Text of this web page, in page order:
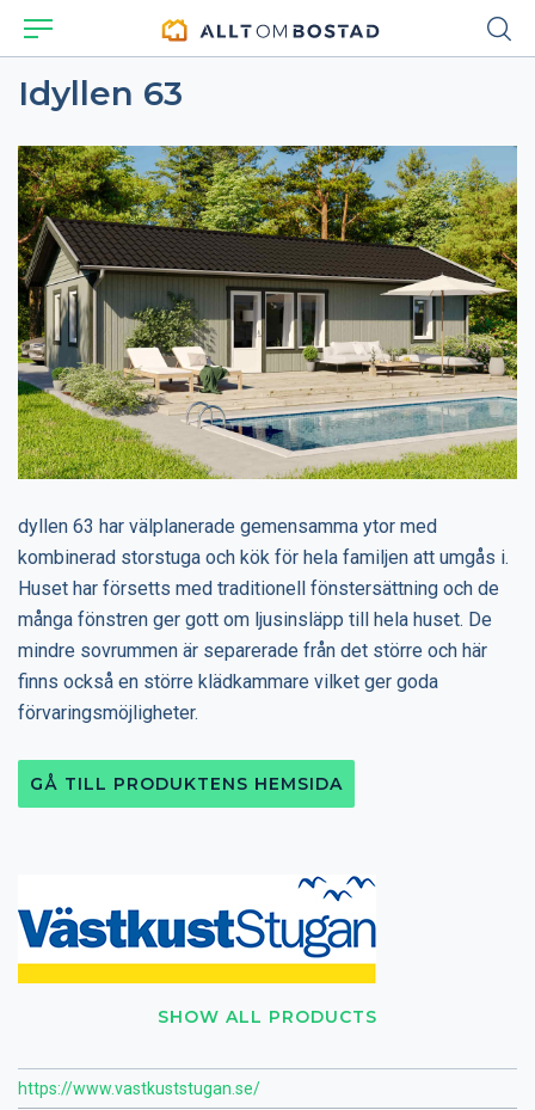
Idyllen 63
SHOW ALL PRODUCTS
https://www.vastkuststugan.se/
dyllen 63 har välplanerade gemensamma ytor med
kombinerad storstuga och kök för hela familjen att umgås i.
Huset har försetts med traditionell fönstersättning och de
många fönstren ger gott om ljusinsläpp till hela huset. De
mindre sovrummen är separerade från det större och här
finns också en större klädkammare vilket ger goda
förvaringsmöjligheter.
GÅ TILL PRODUKTENS HEMSIDA